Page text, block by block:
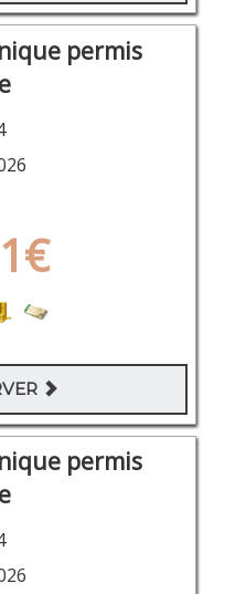
permis
permis